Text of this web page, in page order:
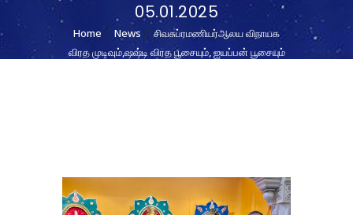
05.01.2025
Home News
சிவசுப்ரமணியர்ஆலய விநாயக
விரத முடிவும்,ஷஷ்டி விரத பூசையும், ஐயப்பன் பூசையும்